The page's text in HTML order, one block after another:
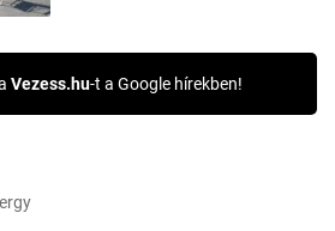
Vezess.hu-t a Google hírekben!